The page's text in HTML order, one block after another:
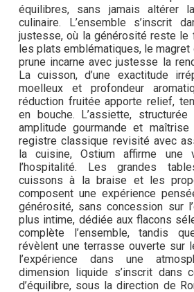
équilibres, sans jamais altérer
culinaire. L’ensemble s’inscrit
justesse, où la générosité reste le
les plats emblématiques, le magret
prune incarne avec justesse la
La cuisson, d’une exactitude
moelleux et profondeur
réduction fruitée apporte relief,
en bouche. L’assiette,
amplitude gourmande et maîtrise
registre classique revisité avec
la cuisine, Ostium affirme une
l’hospitalité. Les grandes
cuissons à la braise et les
composent une expérience
générosité, sans concession sur
plus intime, dédiée aux flacons
complète l’ensemble, tandis
révèlent une terrasse ouverte sur
l’expérience dans une
dimension liquide s’inscrit dans
d’équilibre, sous la direction de